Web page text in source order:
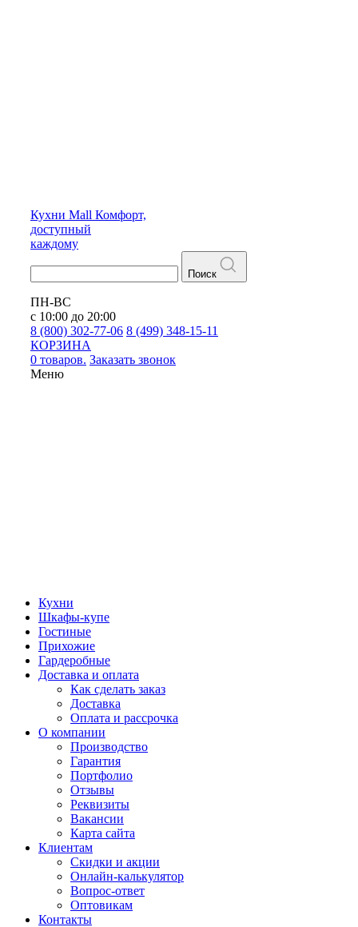
Кухни Mall Комфорт,
доступный
каждому
Поиск
ПН-ВС
с 10:00 до 20:00
8 (800) 302-77-06 8 (499) 348-15-11
КОРЗИНА
0 товаров. Заказать звонок
Меню
Кухни
Шкафы-купе
Гостиные
Прихожие
Гардеробные
Доставка и оплата
Как сделать заказ
Доставка
Оплата и рассрочка
О компании
Производство
Гарантия
Портфолио
Отзывы
Реквизиты
Вакансии
Карта сайта
Клиентам
Скидки и акции
Онлайн-калькулятор
Вопрос-ответ
Оптовикам
Контакты